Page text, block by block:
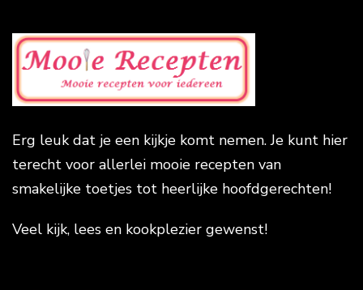
Erg leuk dat je een kijkje komt nemen. Je kunt hier
terecht voor allerlei mooie recepten van
smakelijke toetjes tot heerlijke hoofdgerechten!
Veel kijk, lees en kookplezier gewenst!